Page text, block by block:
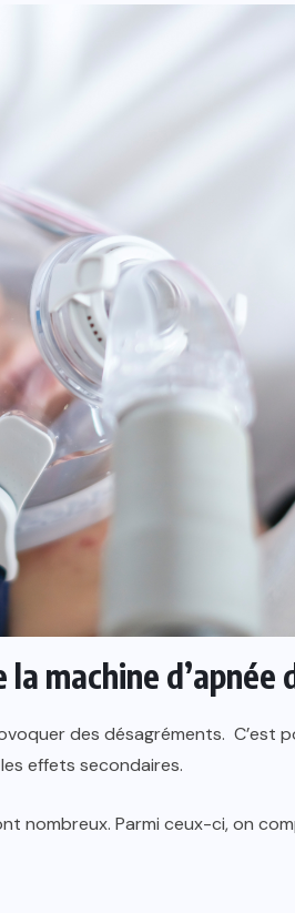
machine d’apnée
des désagréments. C’est
effets secondaires.
nombreux. Parmi ceux-ci, on